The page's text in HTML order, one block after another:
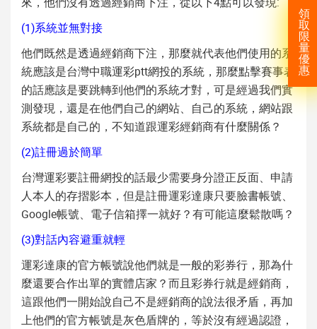
領
取
限
量
優
惠
(1)系統並無對接
他們既然是透過經銷商下注，那麼就代表他們使用的系
統應該是台灣中職運彩ptt網投的系統，那麼點擊賽事表
的話應該是要跳轉到他們的系統才對，可是經過我們實
測發現，還是在他們自己的網站、自己的系統，網站跟
系統都是自己的，不知道跟運彩經銷商有什麼關係？
(2)註冊過於簡單
台灣運彩要註冊網投的話最少需要身分證正反面、申請
人本人的存摺影本，但是註冊運彩達康只要臉書帳號、
Google帳號、電子信箱擇一就好？有可能這麼鬆散嗎？
(3)對話內容避重就輕
運彩達康的官方帳號說他們就是一般的彩券行，那為什
麼還要合作出單的實體店家？而且彩券行就是經銷商，
這跟他們一開始說自己不是經銷商的說法很矛盾，再加
上他們的官方帳號是灰色盾牌的，等於沒有經過認證，